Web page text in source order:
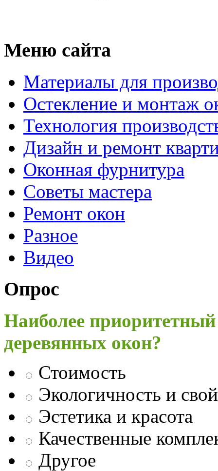
Меню сайта
Материалы для
Остекление и монтаж
Технология
Дизайн и ремонт
Оконная фурнитура
Советы мастера
Ремонт окон
Разное
Видео
Опрос
Наиболее
деревянных окон?
Стоимость
Экологичность и
Эстетика и красота
Качественные
Другое